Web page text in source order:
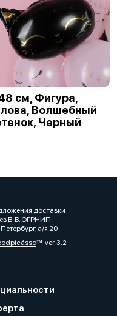
см, Фигура,
Волшебный
Черный
доставки
В. В. ОГРНИП:
а/я 20
ver. 3.2